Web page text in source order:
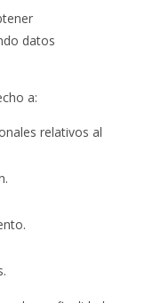
datos
a:
relativos al